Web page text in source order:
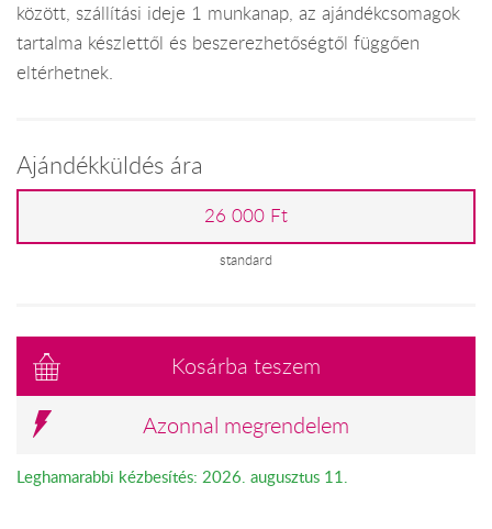
között, szállítási ideje 1 munkanap, az ajándékcsomagok
tartalma készlettől és beszerezhetőségtől függően
eltérhetnek.
Ajándékküldés ára
26 000 Ft
standard
Kosárba teszem
Azonnal megrendelem
Leghamarabbi kézbesítés: 2026. augusztus 11.